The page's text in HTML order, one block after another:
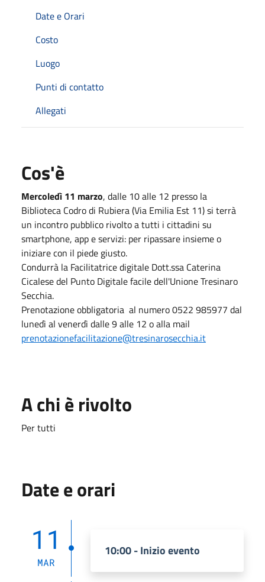
Date e Orari
Costo
Luogo
Punti di contatto
Allegati
Cos'è
Mercoledì 11 marzo, dalle 10 alle 12 presso la
Biblioteca Codro di Rubiera (Via Emilia Est 11) si terrà
un incontro pubblico rivolto a tutti i cittadini su
smartphone, app e servizi: per ripassare insieme o
iniziare con il piede giusto.
Condurrà la Facilitatrice digitale Dott.ssa Caterina
Cicalese del Punto Digitale facile dell'Unione Tresinaro
Secchia.
Prenotazione obbligatoria al numero 0522 985977 dal
lunedì al venerdì dalle 9 alle 12 o alla mail
prenotazionefacilitazione@tresinarosecchia.it
A chi è rivolto
Per tutti
Date e orari
11
MAR
10:00 - Inizio evento